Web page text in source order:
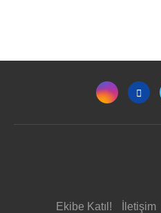
Ekibe Katıl! İletişim